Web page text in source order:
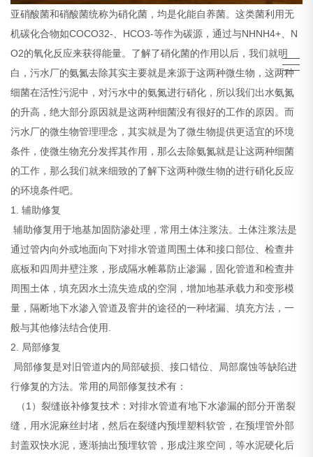
亚硝酸菌和硝酸菌统称为硝化菌，均是化能自养菌。这类菌利用无
机碳化合物如COCO32-、HCO3-等作为碳源，通过与NHNH4+、N
O2的氧化反应来获得能量。了解了硝化菌的作用以后，我们就明
白，污水厂的氨氮去除其实主要就是来源于这两种微生物，这两种
细菌在活性污泥中，对污水中的氨氮进行硝化，所以我们出水氨氮
的升高，绝大部分原因就是这两种细菌没有很好的工作的原因。而
污水厂的微生物管理理念，其实就是为了微生物提供更适宜的环境
条件，使微生物充分发挥其作用，那么去除氨氮就是让这两种细菌
的工作，那么我们就来细致的了解下这两种微生物的进行硝化反应
的环境条件吧。
1. 辅助修复
辅助修复用于地基加固防渗处理，常用土体注浆法。土体注浆法是
通过管内向外或地面向下对排水管道周围土体和接口部位、检查井
底板和四周井壁注浆，形成隔水帷幕防止渗漏，固化管道和检查井
周围土体，填充因水土流失造成的空洞，增加地基承载力和变形模
量，隔断地下水渗入管道及窨井的途径的一种堵漏、填充方法，一
般与其他修法结合使用.
2. 局部修复
局部修复是对旧管道内的局部破损、接口错位、局部腐蚀等缺陷进
行修复的方法。常用的局部修复技术有：
（1）裂缝嵌补修复技术：对排水管道有地下水渗漏的部分开凿裂
缝，用水泥麻丝封堵，然后在裂缝内预埋塑料软管，在预埋管外部
封盖双快水泥，逐渐抽出预埋软管，形成注浆空间，等水泥硬化后